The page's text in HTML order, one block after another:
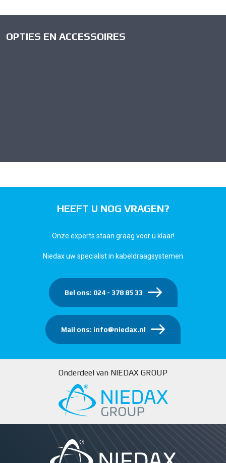
OPTIES EN ACCESSOIRES
HEEFT U NOG VRAGEN?
Onze experts staan graag voor u klaar!
Niedax uw specialist in kabeldraagsystemen
Bel ons: 024 - 378 85 33
Mail ons: info@niedax.nl
Onderdeel van NIEDAX GROUP